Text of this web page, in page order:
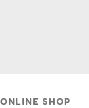
ONLINE SHOP